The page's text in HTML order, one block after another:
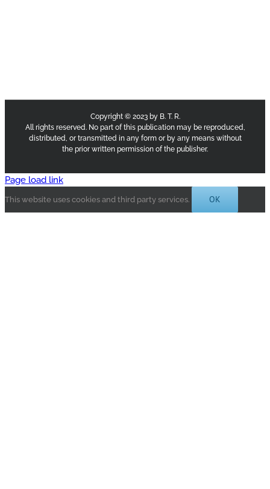
Copyright © 2023 by B. T. R.
All rights reserved. No part of this publication may be reproduced,
distributed, or transmitted in any form or by any means without
the prior written permission of the publisher.
Page load link
This website uses cookies and third party services. OK